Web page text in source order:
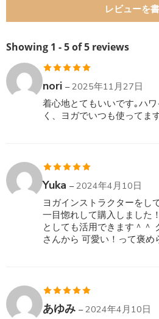
レビューを
Showing 1 - 5 of 5 reviews
5段階中5の
評価
nori – 2025年11月27日
着心地とてもいいです｡ハ
く、ヨガでいつも使ってます
5段階中 5の
評価
Yuka – 2024年4月10日
ヨガインストラクターをし
一目惚れして購入しました
としても活用できます＾＾
さんから 可愛い！って褒め
5段階中
の
あゆみ – 2024年4月10日